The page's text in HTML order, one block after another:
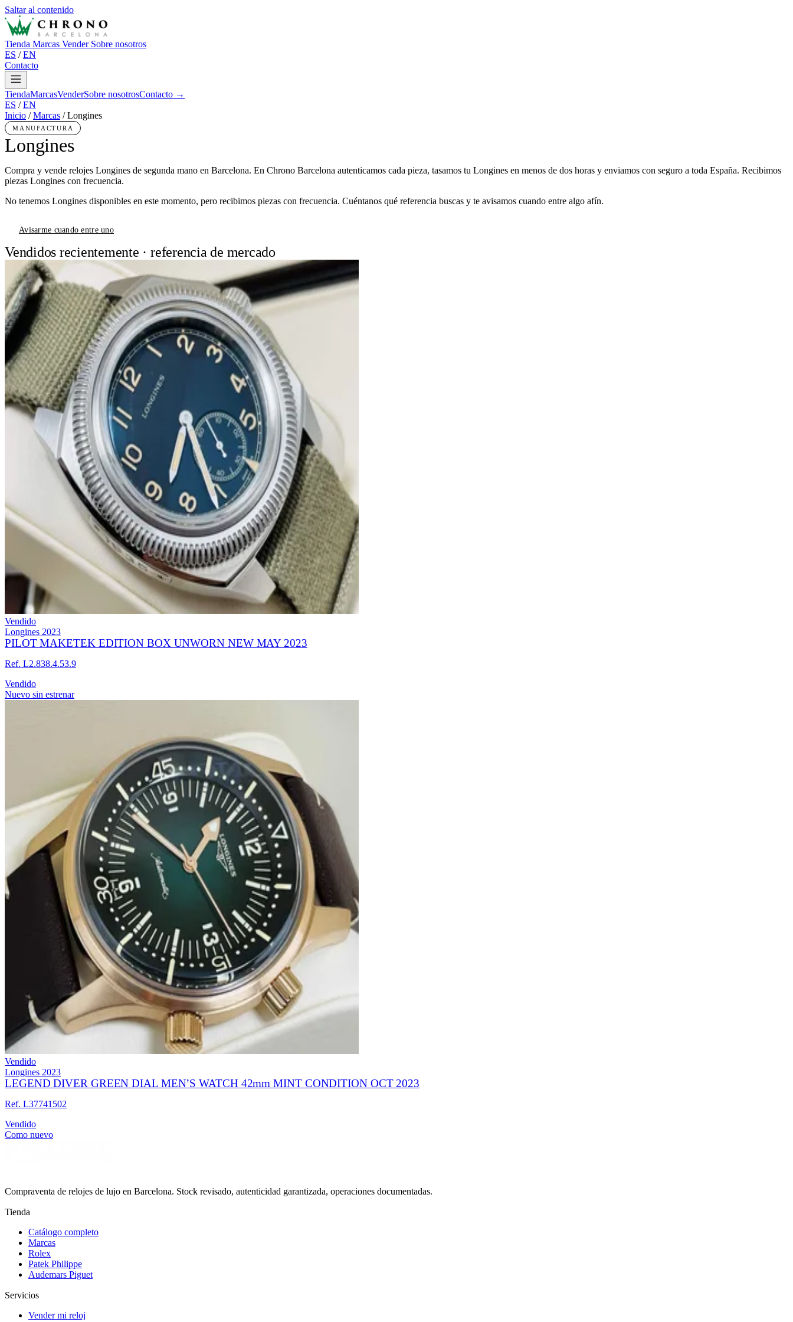
Saltar al contenido
Tienda Marcas Vender Sobre nosotros
ES / EN
Contacto
TiendaMarcasVenderSobre nosotrosContacto →
ES / EN
Inicio / Marcas / Longines
MANUFACTURA
Longines
Compra y vende relojes Longines de segunda mano en Barcelona. En Chrono Barcelona autenticamos cada pieza, tasamos tu Longines en menos de dos horas y enviamos con seguro a toda España. Recibimos
piezas Longines con frecuencia.
No tenemos Longines disponibles en este momento, pero recibimos piezas con frecuencia. Cuéntanos qué referencia buscas y te avisamos cuando entre algo afín.
Avisarme cuando entre uno
Vendidos recientemente · referencia de mercado
Vendido
Longines 2023
PILOT MAKETEK EDITION BOX UNWORN NEW MAY 2023
Ref. L2.838.4.53.9
Vendido
Nuevo sin estrenar
Vendido
Longines 2023
LEGEND DIVER GREEN DIAL MEN’S WATCH 42mm MINT CONDITION OCT 2023
Ref. L37741502
Vendido
Como nuevo
Compraventa de relojes de lujo en Barcelona. Stock revisado, autenticidad garantizada, operaciones documentadas.
Tienda
Catálogo completo
Marcas
Rolex
Patek Philippe
Audemars Piguet
Servicios
Vender mi reloj